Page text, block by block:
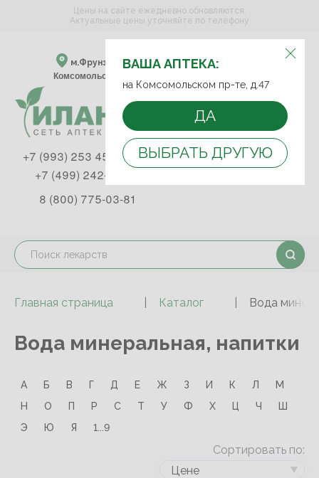
ВЫБЕРИТЕ АПТЕКУ:
м.Фрунзенская м.Спортивная
Комсомольский пр-т, д. 47
ВАША АПТЕКА:
на Комсомольском пр-те, д.47
ДА
ВЫБРАТЬ ДРУГУЮ
Цены на сайте ежедневно обновляются.
Актуальные цены уточняйте по телефону
+7 (993) 253 45 93
+7 (499) 242-90-85
8 (800) 775-03-81
Главная страница Каталог Вода
Вода минеральная, напитки
А Б В Г Д Е Ж З И К Л
М
Н
О П Р С Т У Ф Х Ц Ч
Ш
Э
Ю Я 1...9
Сортировать по:
Цене